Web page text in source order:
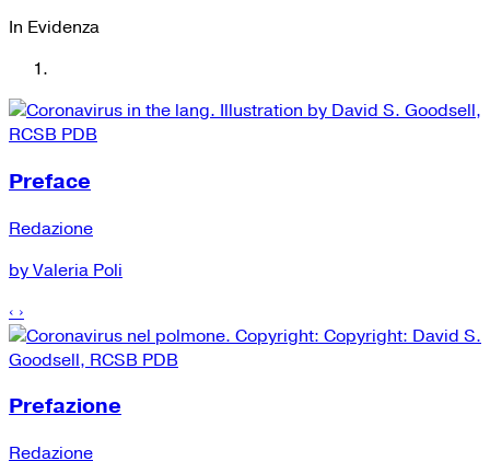
In Evidenza
Preface
Redazione
by Valeria Poli
‹ ›
Prefazione
Redazione